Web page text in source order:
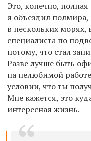
Это, конечно, полная
я объездил
в нескольких морях,
специалиста по
потому, что стал
Разве лучше быть
на нелюбимой
условии, что ты
Мне кажется, это
интересная жизнь.